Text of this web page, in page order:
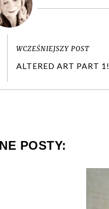
WCZEŚNIEJSZY POST
ALTERED ART PART 1!
POSTY: